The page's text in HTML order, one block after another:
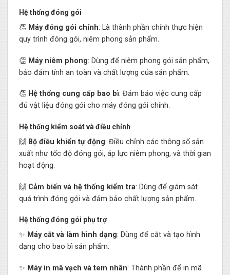
Hệ thống đóng gói
👏 Máy đóng gói chính: Là thành phần chính thực hiện
quy trình đóng gói, niêm phong sản phẩm.
👏 Máy niêm phong: Dùng để niêm phong gói sản phẩm,
bảo đảm tính an toàn và chất lượng của sản phẩm.
👏 Hệ thống cung cấp bao bì: Đảm bảo việc cung cấp
đủ vật liệu đóng gói cho máy đóng gói chính.
Hệ thống kiểm soát và điều chỉnh
🙌 Bộ điều khiển tự động: Điều chỉnh các thông số sản
xuất như tốc độ đóng gói, áp lực niêm phong, và thời gian
hoạt động.
🙌 Cảm biến và hệ thống kiểm tra: Dùng để giám sát
quá trình đóng gói và đảm bảo chất lượng sản phẩm.
Hệ thống đóng gói phụ trợ
✨ Máy cắt và làm hình dạng: Dùng để cắt và tạo hình
dạng cho bao bì sản phẩm.
✨ Máy in mã vạch và tem nhãn: Thành phần để in mã